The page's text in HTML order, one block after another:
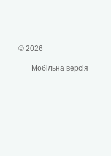
© 2026
Мобільна версія